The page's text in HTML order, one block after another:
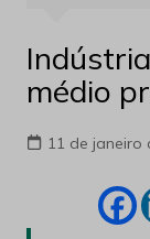
médio
11 de janeiro